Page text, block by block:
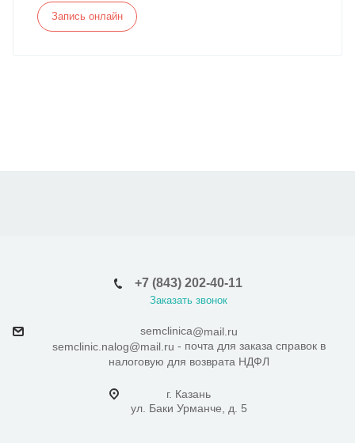
Запись онлайн
+7 (843) 202-40-11
Заказать звонок
semclinica@mail.ru
semclinic.nalog@mail.ru - почта для заказа справок в
налоговую для возврата НДФЛ
г. Казань
ул. Баки Урманче, д. 5